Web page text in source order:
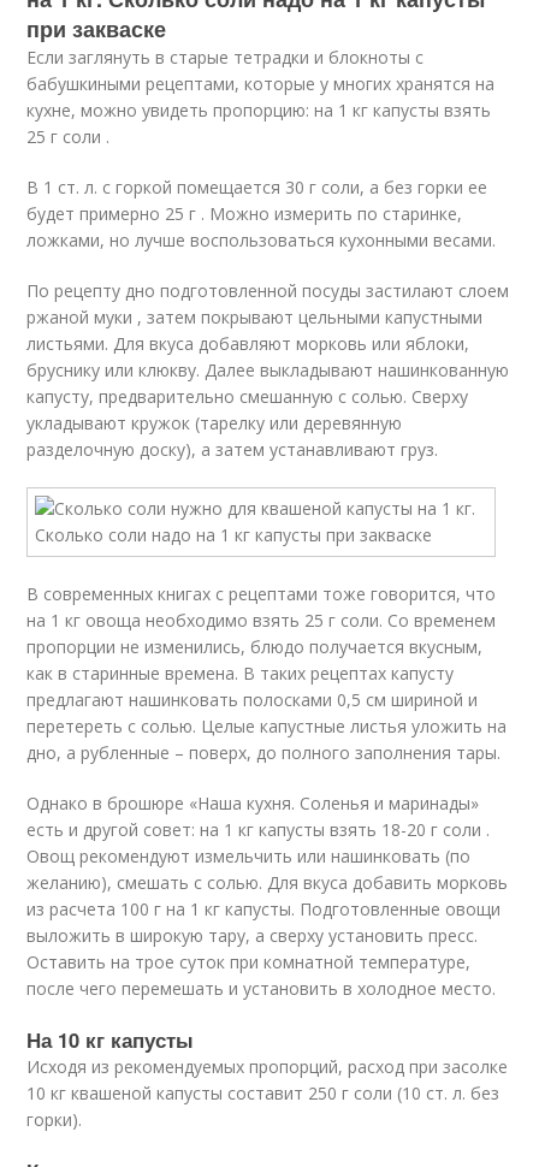
при закваске
Если заглянуть в старые тетрадки и блокноты с
бабушкиными рецептами, которые у многих хранятся на
кухне, можно увидеть пропорцию: на 1 кг капусты взять
25 г соли .
В 1 ст. л. с горкой помещается 30 г соли, а без горки ее
будет примерно 25 г . Можно измерить по старинке,
ложками, но лучше воспользоваться кухонными весами.
По рецепту дно подготовленной посуды застилают слоем
ржаной муки , затем покрывают цельными капустными
листьями. Для вкуса добавляют морковь или яблоки,
бруснику или клюкву. Далее выкладывают нашинкованную
капусту, предварительно смешанную с солью. Сверху
укладывают кружок (тарелку или деревянную
разделочную доску), а затем устанавливают груз.
В современных книгах с рецептами тоже говорится, что
на 1 кг овоща необходимо взять 25 г соли. Со временем
пропорции не изменились, блюдо получается вкусным,
как в старинные времена. В таких рецептах капусту
предлагают нашинковать полосками 0,5 см шириной и
перетереть с солью. Целые капустные листья уложить на
дно, а рубленные – поверх, до полного заполнения тары.
Однако в брошюре «Наша кухня. Соленья и маринады»
есть и другой совет: на 1 кг капусты взять 18-20 г соли .
Овощ рекомендуют измельчить или нашинковать (по
желанию), смешать с солью. Для вкуса добавить морковь
из расчета 100 г на 1 кг капусты. Подготовленные овощи
выложить в широкую тару, а сверху установить пресс.
Оставить на трое суток при комнатной температуре,
после чего перемешать и установить в холодное место.
На 10 кг капусты
Исходя из рекомендуемых пропорций, расход при засолке
10 кг квашеной капусты составит 250 г соли (10 ст. л. без
горки).